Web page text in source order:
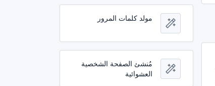
مولد كلمات المرور
مُنشئ الصفحة الشخصية
العشوائية